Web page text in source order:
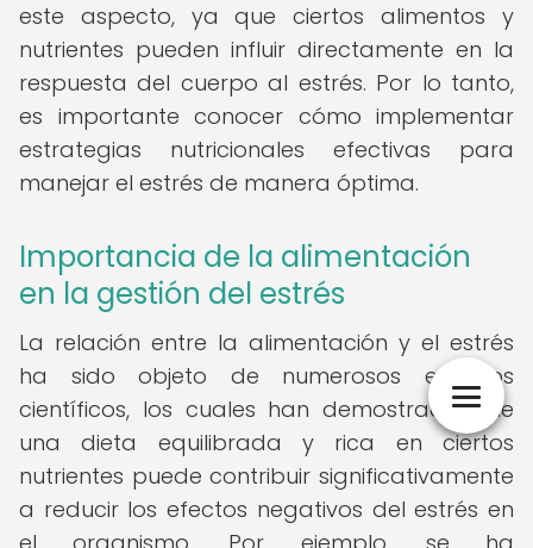
este aspecto, ya que ciertos alimentos y
nutrientes pueden influir directamente en la
respuesta del cuerpo al estrés. Por lo tanto,
es importante conocer cómo implementar
estrategias nutricionales efectivas para
manejar el estrés de manera óptima.
Importancia de la alimentación
en la gestión del estrés
La relación entre la alimentación y el estrés
ha sido objeto de numerosos estudios
científicos, los cuales han demostrado que
una dieta equilibrada y rica en ciertos
nutrientes puede contribuir significativamente
a reducir los efectos negativos del estrés en